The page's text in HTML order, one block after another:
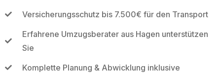
Versicherungsschutz bis 7.500€ für den Transport
Erfahrene Umzugsberater aus Hagen unterstützen
Sie
Komplette Planung & Abwicklung inklusive